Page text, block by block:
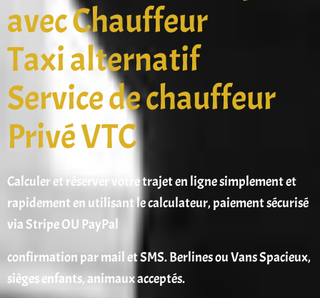
avec Chauffeur
Taxi alternatif
Service de chauffeur
Privé VTC
Calculer et réserver votre trajet en ligne simplement et
rapidement en utilisant le calculateur, paiement sécurisé
via Stripe OU PayPal
confirmation par mail et SMS. Berlines ou Vans Spacieux,
sièges enfants, animaux acceptés.